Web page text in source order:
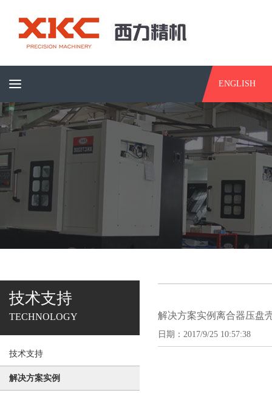
ENGLISH
技术支持
TECHNOLOGY
技术支持
解决方案实例
解决方案实例离合器压盘
日期：2017/9/25 10:57:38